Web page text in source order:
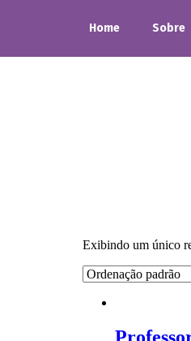
Home Sobre
Exibindo um único